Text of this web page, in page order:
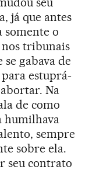
já que antes
somente o
tribunais
gabava de
estuprá-
Na
de como
humilhava
sempre
sobre ela.
seu contrato